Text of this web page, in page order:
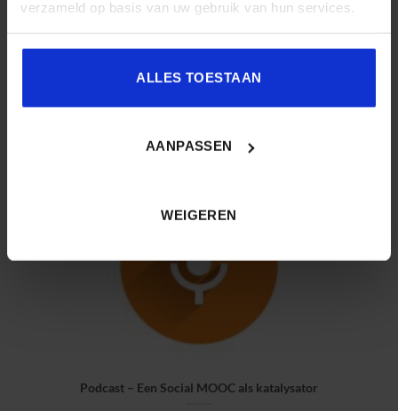
verzameld op basis van uw gebruik van hun services.
ALLES TOESTAAN
AANPASSEN
WEIGEREN
Podcast – Van escaperoom tot speelveld
[vc_row][vc_column][vc_column_text] Van escaperoom tot
omgeving? De professional: [...]
Podcast – Een Social MOOC als katalysator